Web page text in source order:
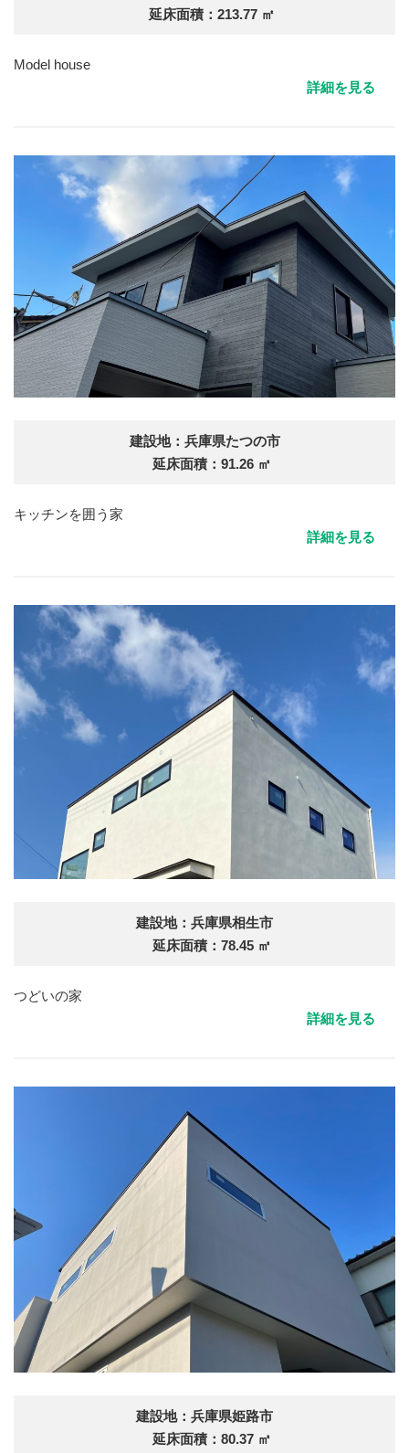
延床面積：213.77 ㎡
Model house
詳細を見る
建設地：兵庫県たつの市
延床面積：91.26 ㎡
キッチンを囲う家
詳細を見る
建設地：兵庫県相生市
延床面積：78.45 ㎡
つどいの家
詳細を見る
建設地：兵庫県姫路市
延床面積：80.37 ㎡